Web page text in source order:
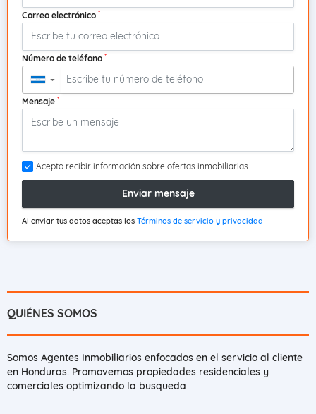
Correo electrónico *
Número de teléfono *
▼
Mensaje *
Acepto recibir información sobre ofertas inmobiliarias
Enviar mensaje
Al enviar tus datos aceptas los Términos de servicio y privacidad
QUIÉNES SOMOS
Somos Agentes Inmobiliarios enfocados en el servicio al cliente
en Honduras. Promovemos propiedades residenciales y
comerciales optimizando la busqueda